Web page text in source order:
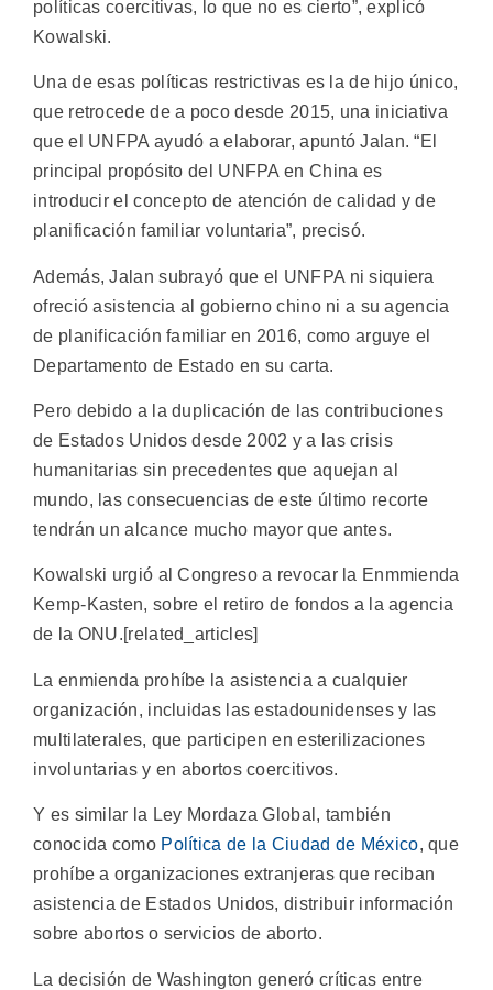
políticas coercitivas, lo que no es cierto”, explicó
Kowalski.
Una de esas políticas restrictivas es la de hijo único,
que retrocede de a poco desde 2015, una iniciativa
que el UNFPA ayudó a elaborar, apuntó Jalan. “El
principal propósito del UNFPA en China es
introducir el concepto de atención de calidad y de
planificación familiar voluntaria”, precisó.
Además, Jalan subrayó que el UNFPA ni siquiera
ofreció asistencia al gobierno chino ni a su agencia
de planificación familiar en 2016, como arguye el
Departamento de Estado en su carta.
Pero debido a la duplicación de las contribuciones
de Estados Unidos desde 2002 y a las crisis
humanitarias sin precedentes que aquejan al
mundo, las consecuencias de este último recorte
tendrán un alcance mucho mayor que antes.
Kowalski urgió al Congreso a revocar la Enmmienda
Kemp-Kasten, sobre el retiro de fondos a la agencia
de la ONU.[related_articles]
La enmienda prohíbe la asistencia a cualquier
organización, incluidas las estadounidenses y las
multilaterales, que participen en esterilizaciones
involuntarias y en abortos coercitivos.
Y es similar la Ley Mordaza Global, también
conocida como Política de la Ciudad de México, que
prohíbe a organizaciones extranjeras que reciban
asistencia de Estados Unidos, distribuir información
sobre abortos o servicios de aborto.
La decisión de Washington generó críticas entre